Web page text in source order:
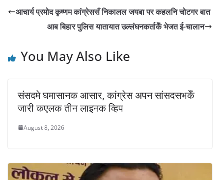
आचार्य प्रमोद कृष्णम कांग्रेससँ निकालल जयबा पर कहलनि चोटगर बात
आब बिहार पुलिस यातायात उल्लंघनकर्ताकेँ भेजत ई-चालान
You May Also Like
संसदमे घमासानक आसार, कांग्रेस अपन सांसदसभकेँ
जारी कएलक तीन लाइनक व्हिप
August 8, 2026